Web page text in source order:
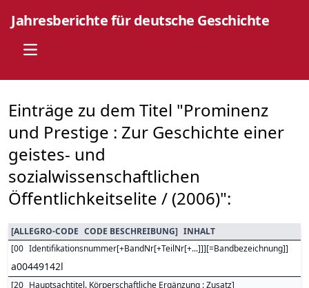
Jahresberichte für deutsche Geschichte
Open main menu
Einträge zu dem Titel "Prominenz
und Prestige : Zur Geschichte einer
geistes- und
sozialwissenschaftlichen
Öffentlichkeitselite / (2006)":
[ALLEGRO-CODE CODE BESCHREIBUNG] INHALT
[00 Identifikationsnummer[+BandNr[+TeilNr[+...]]][=Bandbezeichnung]]
a00449142l
[20 Hauptsachtitel. Körperschaftliche Ergänzung : Zusatz]